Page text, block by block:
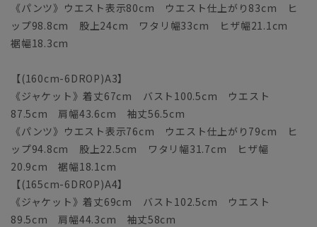
《パンツ》ウエスト表示80cm ウエスト仕上がり83cm ヒ
ップ98.8cm 股上24cm ワタリ幅33cm ヒザ幅21.1cm
裾幅18.3cm
【(160cm-6DROP)A3】
《ジャケット》着丈67cm バスト100.5cm ウエスト
87.5cm 肩幅43.6cm 袖丈56.5cm
《パンツ》ウエスト表示76cm ウエスト仕上がり79cm ヒ
ップ94.8cm 股上22.5cm ワタリ幅31.7cm ヒザ幅
20.9cm 裾幅18.1cm
【(165cm-6DROP)A4】
《ジャケット》着丈69cm バスト102.5cm ウエスト
89.5cm 肩幅44.3cm 袖丈58cm